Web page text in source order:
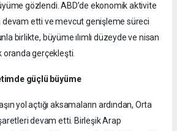
gözlendi. ABD’de ekonomik aktivite
devam etti ve mevcut genişleme süreci
birlikte, büyüme ılımlı düzeyde ve nisan
oranda gerçekleşti.
güçlü büyüme
yol açtığı aksamaların ardından, Orta
devam etti. Birleşik Arap